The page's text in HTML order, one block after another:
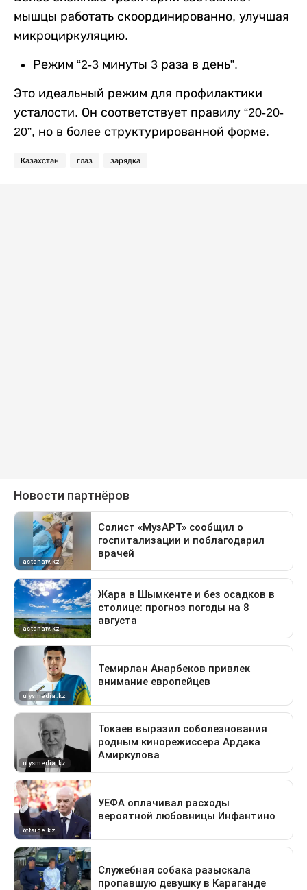
мышцы работать скоординированно, улучшая
микроциркуляцию.
Режим “2-3 минуты 3 раза в день”.
Это идеальный режим для профилактики
усталости. Он соответствует правилу “20-20-
20”, но в более структурированной форме.
Казахстан глаз зарядка